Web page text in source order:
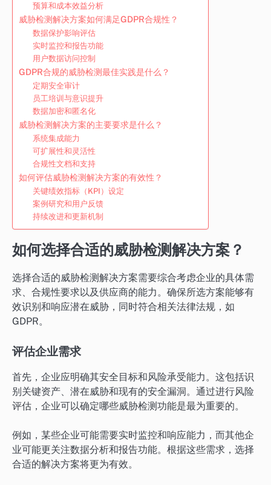
预算和成本效益分析
威胁检测解决方案如何满足GDPR合规性？
数据保护影响评估
实时监控和报告功能
用户数据访问控制
GDPR合规的威胁检测最佳实践是什么？
定期安全审计
员工培训与意识提升
数据加密和匿名化
威胁检测解决方案的主要要求是什么？
系统集成能力
可扩展性和灵活性
合规性文档和支持
如何评估威胁检测解决方案的有效性？
关键绩效指标（KPI）设定
案例研究和用户反馈
持续改进和更新机制
如何选择合适的威胁检测解决方案？
选择合适的威胁检测解决方案需要综合考虑企业的具体需
求、合规性要求以及供应商的能力。确保所选方案能够有
效识别和响应潜在威胁，同时符合相关法律法规，如
GDPR。
评估企业需求
首先，企业应明确其安全目标和风险承受能力。这包括识
别关键资产、潜在威胁和现有的安全漏洞。通过进行风险
评估，企业可以确定哪些威胁检测功能是最为重要的。
例如，某些企业可能需要实时监控和响应能力，而其他企
业可能更关注数据分析和报告功能。根据这些需求，选择
合适的解决方案将更为有效。